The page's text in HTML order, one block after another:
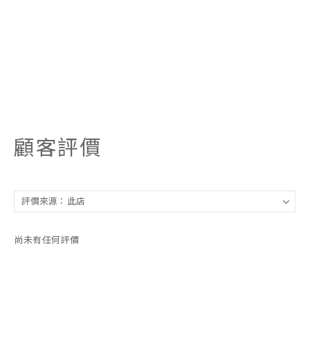
顧客評價
尚未有任何評價